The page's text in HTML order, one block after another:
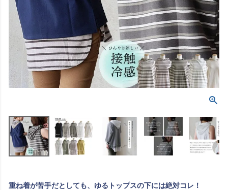
重ね着が苦手だとしても、ゆるトップスの下には絶対コレ！